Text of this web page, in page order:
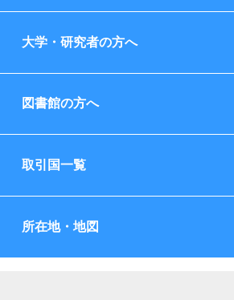
大学・研究者の方へ
図書館の方へ
取引国一覧
所在地・地図